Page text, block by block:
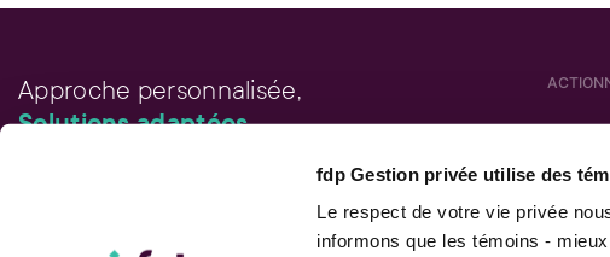
fdp Gestion privée utilise des
Le respect de votre vie privée
informons que les témoins -
Approche personnalisée,
Solutions adaptées.